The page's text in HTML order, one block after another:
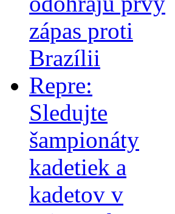
zápas proti
Brazílii
Repre:
Sledujte
šampionáty
kadetiek a
kadetov v